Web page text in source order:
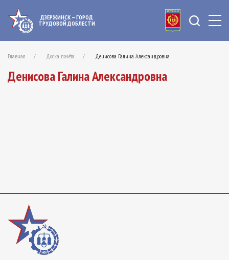
ДЗЕРЖИНСК — ГОРОД
ТРУДОВОЙ ДОБЛЕСТИ
Главная Доска почёта Денисова Галина Александровна
Денисова Галина Александровна